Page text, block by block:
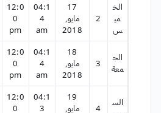
الخ
مي
س
2
17
مايو,
2018
04:1
4
am
12:0
0
pm
الج
معة
3
18
مايو,
2018
04:1
4
am
12:0
0
pm
الس
4
19
مايو,
04:1
3
12:0
0